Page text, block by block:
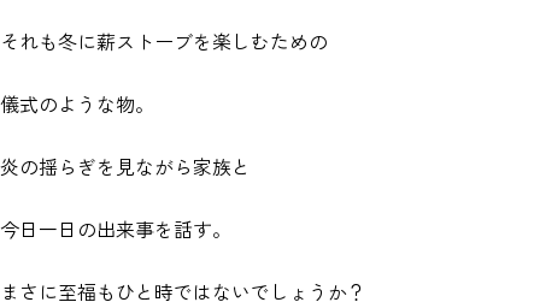
それも冬に薪ストーブを楽しむための
儀式のような物。
炎の揺らぎを見ながら家族と
今日一日の出来事を話す。
まさに至福もひと時ではないでしょうか？